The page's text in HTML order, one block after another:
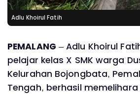
Adlu Khoirul Fatih
PEMALANG – Adlu Khoirul
pelajar kelas X SMK warga
Kelurahan Bojongbata,
Tengah, berhasil